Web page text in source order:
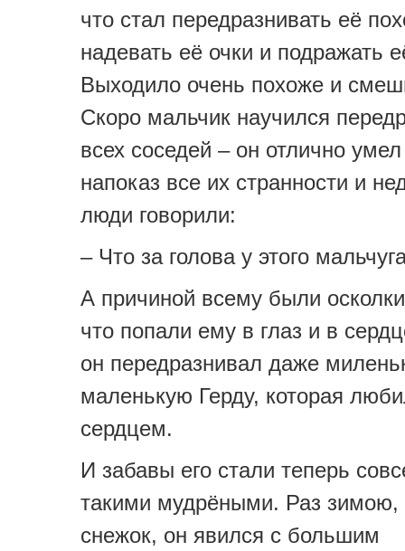
что стал передразнивать её
надевать её очки и подражать
Выходило очень похоже и
Скоро мальчик научился
всех соседей – он отлично
напоказ все их странности и
люди говорили:
– Что за голова у этого
А причиной всему были
что попали ему в глаз и в
он передразнивал даже
маленькую Герду, которая
сердцем.
И забавы его стали теперь
такими мудрёными. Раз зимою,
снежок, он явился с большим